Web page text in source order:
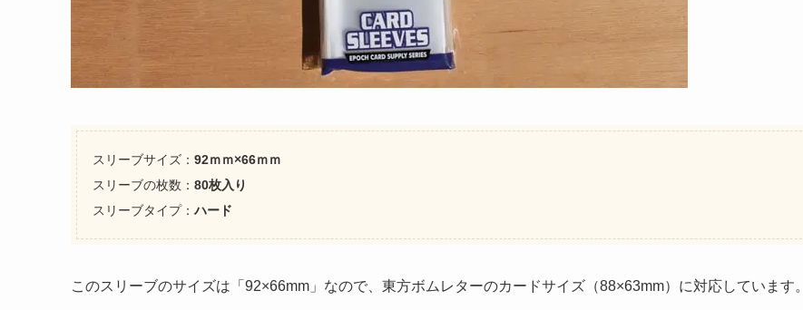
スリーブサイズ： 92ｍｍ×66ｍｍ
スリーブの枚数： 80枚入り
スリーブタイプ：ハード
このスリーブのサイズは「92×66mm」なので、東方ボムレターのカードサイズ（88×63mm）に対応しています。